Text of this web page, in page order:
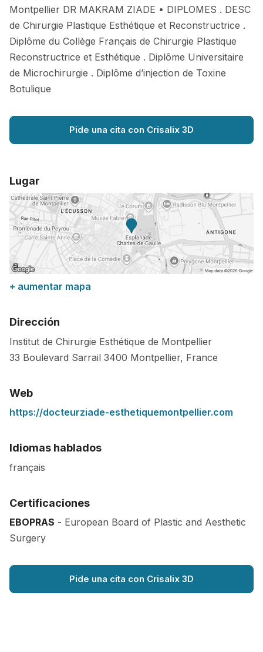
Montpellier DR MAKRAM ZIADE • DIPLOMES . DESC
de Chirurgie Plastique Esthétique et Reconstructrice .
Diplôme du Collège Français de Chirurgie Plastique
Reconstructrice et Esthétique . Diplôme Universitaire
de Microchirurgie . Diplôme d’injection de Toxine
Botulique
Pide una cita con Crisalix 3D
Lugar
+ aumentar mapa
Dirección
Institut de Chirurgie Esthétique de Montpellier
33 Boulevard Sarrail 3400 Montpellier, France
Web
https://docteurziade-esthetiquemontpellier.com
Idiomas hablados
français
Certificaciones
EBOPRAS - European Board of Plastic and Aesthetic
Surgery
Pide una cita con Crisalix 3D